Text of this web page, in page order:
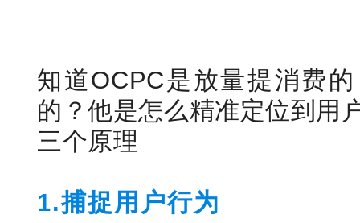
知道OCPC是放量提消费
的？他是怎么精准定位到用
三个原理
1.捕捉用户行为